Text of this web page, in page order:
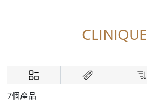
CLINIQUE
7個產品